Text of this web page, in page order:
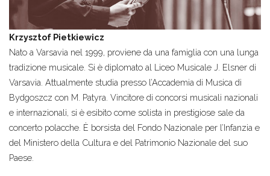
Krzysztof Pietkiewicz
Nato a Varsavia nel 1999, proviene da una famiglia con una lunga
tradizione musicale. Si è diplomato al Liceo Musicale J. Elsner di
Varsavia. Attualmente studia presso l’Accademia di Musica di
Bydgoszcz con M. Patyra. Vincitore di concorsi musicali nazionali
e internazionali, si è esibito come solista in prestigiose sale da
concerto polacche. È borsista del Fondo Nazionale per l’Infanzia e
del Ministero della Cultura e del Patrimonio Nazionale del suo
Paese.